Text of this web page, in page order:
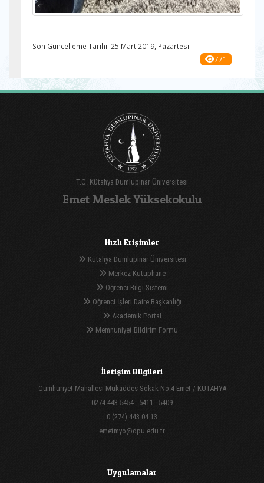
Son Güncelleme Tarihi: 25 Mart 2019, Pazartesi
771
T.C. Kütahya Dumlupınar Üniversitesi
Emet Meslek Yüksekokulu
Hızlı Erişimler
Kütahya Dumlupınar Üniversitesi
Merkez Kütüphane
Öğrenci Bilgi Sistemi
Öğrenci İşleri Daire Başkanlığı
Akademik Portal
Memnuniyet Bildirim Formu
İletişim Bilgileri
Cumhuriyet Mahallesi Mukaddes Sokak No:4 Emet / KÜTAHYA
0274 443 5454 - 5411 - 5409
0 (274) 443 04 13
emetmyo@dpu.edu.tr
Uygulamalar